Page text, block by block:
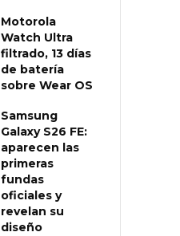
Motorola
Watch Ultra
filtrado, 13 días
de batería
sobre Wear OS
Samsung
Galaxy S26 FE:
aparecen las
primeras
fundas
oficiales y
revelan su
diseño